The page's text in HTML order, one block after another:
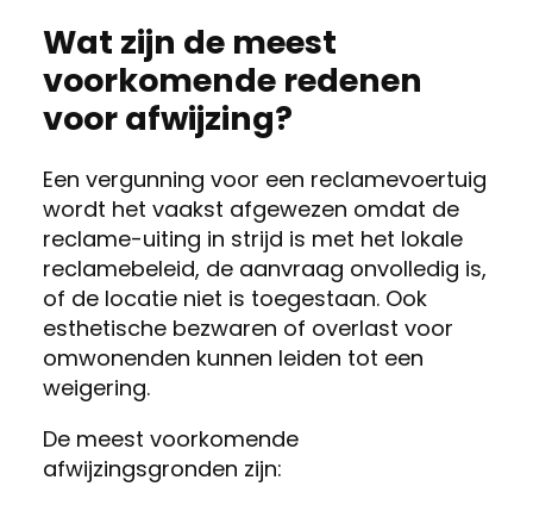
Wat zijn de meest
voorkomende redenen
voor afwijzing?
Een vergunning voor een reclamevoertuig
wordt het vaakst afgewezen omdat de
reclame-uiting in strijd is met het lokale
reclamebeleid, de aanvraag onvolledig is,
of de locatie niet is toegestaan. Ook
esthetische bezwaren of overlast voor
omwonenden kunnen leiden tot een
weigering.
De meest voorkomende
afwijzingsgronden zijn: